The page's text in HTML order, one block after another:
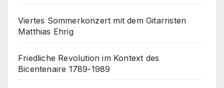
Viertes Sommerkonzert mit dem Gitarristen
Matthias Ehrig
Friedliche Revolution im Kontext des
Bicentenaire 1789-1989